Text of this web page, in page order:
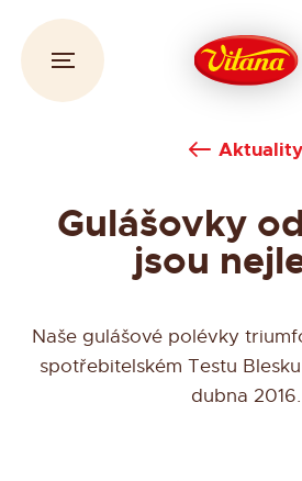
Aktuality
Gulášovky
jsou
Naše gulášové polévky
spotřebitelském Testu
dubna 2016.